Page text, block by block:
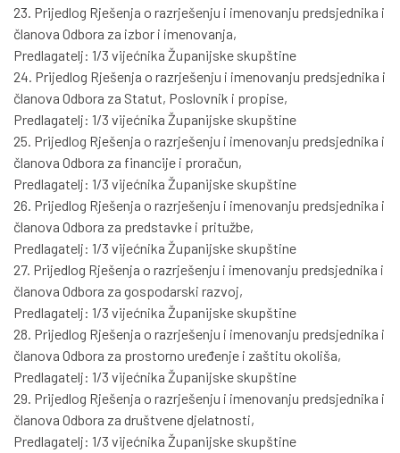
23. Prijedlog Rješenja o razrješenju i imenovanju predsjednika i
članova Odbora za izbor i imenovanja,
Predlagatelj: 1/3 vijećnika Županijske skupštine
24. Prijedlog Rješenja o razrješenju i imenovanju predsjednika i
članova Odbora za Statut, Poslovnik i propise,
Predlagatelj: 1/3 vijećnika Županijske skupštine
25. Prijedlog Rješenja o razrješenju i imenovanju predsjednika i
članova Odbora za financije i proračun,
Predlagatelj: 1/3 vijećnika Županijske skupštine
26. Prijedlog Rješenja o razrješenju i imenovanju predsjednika i
članova Odbora za predstavke i pritužbe,
Predlagatelj: 1/3 vijećnika Županijske skupštine
27. Prijedlog Rješenja o razrješenju i imenovanju predsjednika i
članova Odbora za gospodarski razvoj,
Predlagatelj: 1/3 vijećnika Županijske skupštine
28. Prijedlog Rješenja o razrješenju i imenovanju predsjednika i
članova Odbora za prostorno uređenje i zaštitu okoliša,
Predlagatelj: 1/3 vijećnika Županijske skupštine
29. Prijedlog Rješenja o razrješenju i imenovanju predsjednika i
članova Odbora za društvene djelatnosti,
Predlagatelj: 1/3 vijećnika Županijske skupštine